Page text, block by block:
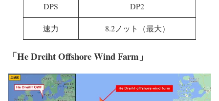
DPS DP2
速力 8.2ノット（最大）
「He Dreiht Offshore Wind Farm」